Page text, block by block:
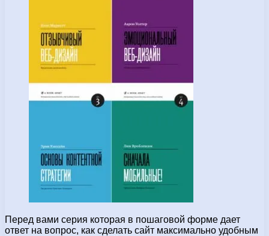
Перед вами серия которая в пошаговой форме дает
ответ на вопрос, как сделать сайт максимально удобным